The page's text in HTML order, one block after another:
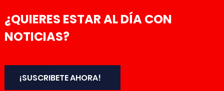
¿QUIERES ESTAR AL DÍA CON
NOTICIAS?
¡SUSCRIBETE AHORA!